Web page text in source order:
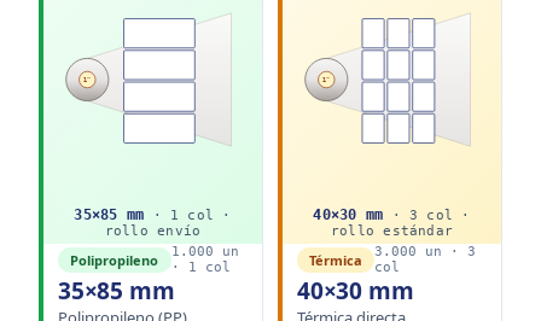
1"
35×85 mm · 1 col ·
rolloenvío
Polipropileno 1.000 un
·
1 col
35×85 mm
1"
40×30 mm · 3 col ·
rolloestándar
Térmica 3.000 un ·3
col
40×30 mm